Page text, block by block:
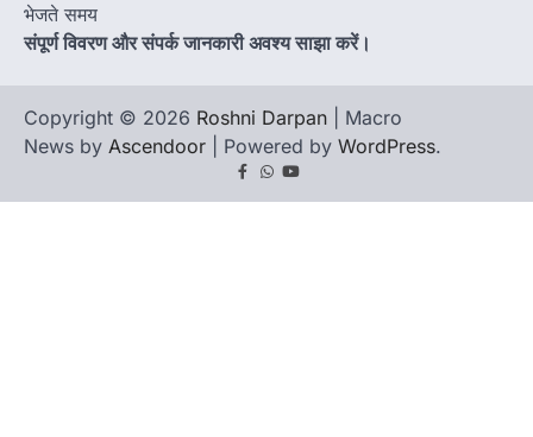
भेजते समय
संपूर्ण विवरण और संपर्क जानकारी अवश्य साझा करें।
Copyright © 2026 Roshni Darpan | Macro
News by Ascendoor | Powered by WordPress.
Facebook
Whatsapp
youtube